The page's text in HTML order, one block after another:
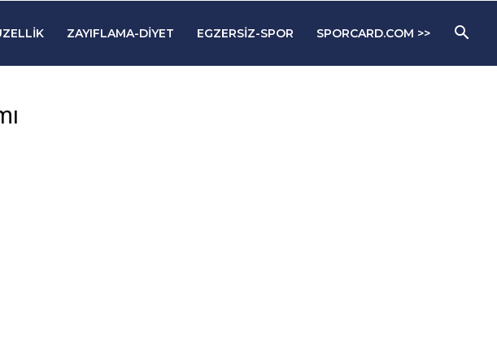
ZAYIFLAMA-DIYET EGZERSIZ-SPOR SPORCARD.COM >>